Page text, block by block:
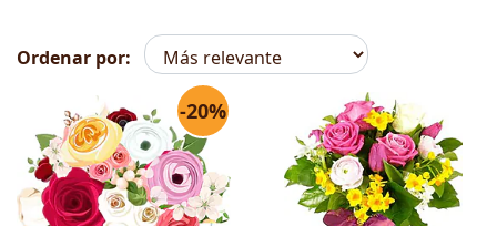
Ordenar por:
Flores -20%